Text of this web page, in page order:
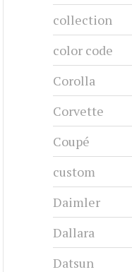
collection
color code
Corolla
Corvette
Coupé
custom
Daimler
Dallara
Datsun